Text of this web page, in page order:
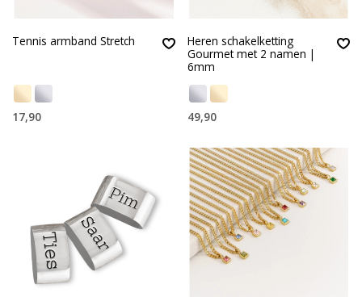
Tennis armband Stretch
17,90
Heren schakelketting
Gourmet met 2 namen |
6mm
49,90